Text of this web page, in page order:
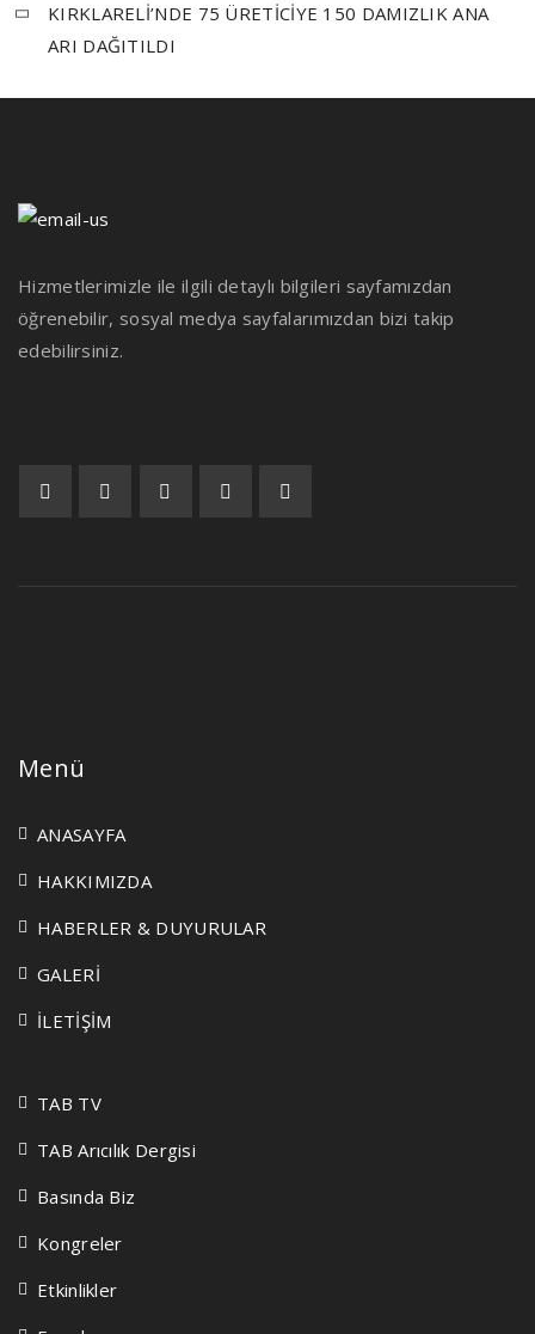
KIRKLARELİ’NDE 75 ÜRETİCİYE 150 DAMIZLIK ANA
ARI DAĞITILDI
Hizmetlerimizle ile ilgili detaylı bilgileri sayfamızdan
öğrenebilir, sosyal medya sayfalarımızdan bizi takip
edebilirsiniz.
Menü
ANASAYFA
HAKKIMIZDA
HABERLER & DUYURULAR
GALERİ
İLETİŞİM
TAB TV
TAB Arıcılık Dergisi
Basında Biz
Kongreler
Etkinlikler